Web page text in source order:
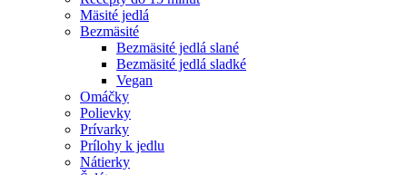
Mäsité jedlá
Bezmäsité
Bezmäsité jedlá slané
Bezmäsité jedlá sladké
Vegan
Omáčky
Polievky
Prívarky
Prílohy k jedlu
Nátierky